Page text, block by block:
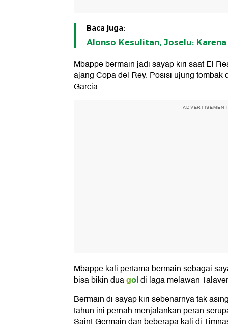
Baca juga:
Alonso Kesulitan, Joselu:
Mbappe bermain jadi sayap kiri saat El
ajang Copa del Rey. Posisi ujung tombak
Garcia.
ADVERTISEMENT
Mbappe kali pertama bermain sebagai
bisa bikin duagoldi laga melawan
Bermain di sayap kiri sebenarnya tak
tahun ini pernah menjalankan peran
Saint-Germain dan beberapa kali di